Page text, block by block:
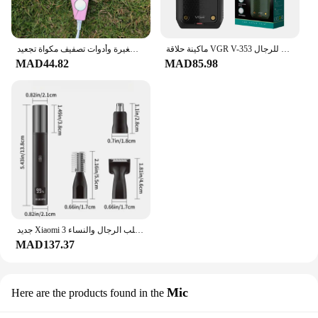
مكواة شعر 3 في 1، مكواة مسطحة عالية الجودة، مشط ساخن، مكواة فرد الشعر الاحترافية الصغيرة وأدوات تصفيف مكواة تجعيد
MAD44.82
ماكينة حلاقة VGR V-353 ماكينة حلاقة كهربائية احترافية ماكينة تشذيب اللحية المحمولة ماكينة حلاقة صغيرة قابلة لإعادة الشحن للرجال
MAD85.98
جديد Xiaomi 3 في 1 المهنية الكهربائية الأنف الشعر المتقلب الرجال والنساء USB شحن الحاجب الوجه الأنف المتقلب مقص الشعر
MAD137.37
Here are the products found in the Mic